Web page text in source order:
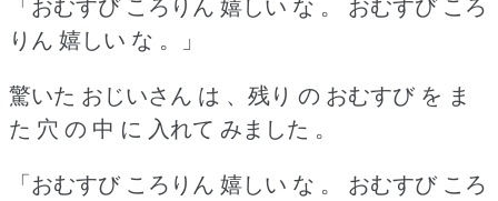
「おむすび ころりん 嬉しい な 。
おむすび ころ
りん 嬉しい な 。」
驚いた おじいさん は 、残り の おむすび を ま
た 穴 の 中 に 入れて みました 。
「おむすび ころりん 嬉しい な 。
おむすび ころ